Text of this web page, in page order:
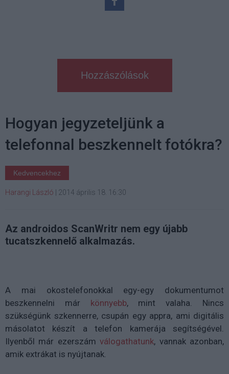
Hozzászólások
Hogyan jegyzeteljünk a
telefonnal beszkennelt fotókra?
Kedvencekhez
Harangi László 2014 április 18. 16:30
Az androidos ScanWritr nem egy újabb
tucatszkennelő alkalmazás.
A mai okostelefonokkal egy-egy dokumentumot
beszkennelni már könnyebb, mint valaha. Nincs
szükségünk szkennerre, csupán egy appra, ami digitális
másolatot készít a telefon kamerája segítségével.
Ilyenből már ezerszámválogathatunk, vannak azonban,
amik extrákat is nyújtanak.